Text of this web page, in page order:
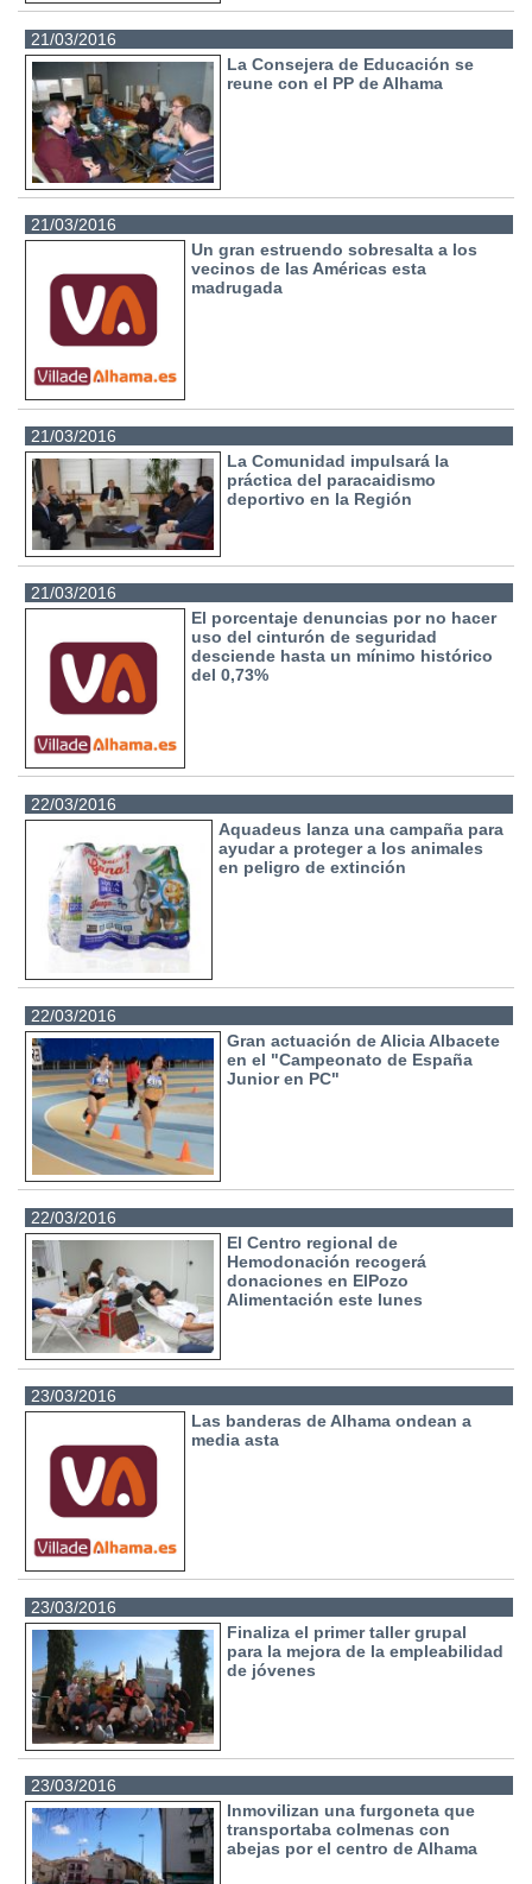
21/03/2016
La Consejera de Educación se
reune con el PP de Alhama
21/03/2016
Un gran estruendo sobresalta a los
vecinos de las Américas esta
madrugada
21/03/2016
La Comunidad impulsará la
práctica del paracaidismo
deportivo en la Región
21/03/2016
El porcentaje denuncias por no hacer
uso del cinturón de seguridad
desciende hasta un mínimo histórico
del 0,73%
22/03/2016
Aquadeus lanza una campaña para
ayudar a proteger a los animales
en peligro de extinción
22/03/2016
Gran actuación de Alicia Albacete
en el "Campeonato de España
Junior en PC"
22/03/2016
El Centro regional de
Hemodonación recogerá
donaciones en ElPozo
Alimentación este lunes
23/03/2016
Las banderas de Alhama ondean a
media asta
23/03/2016
Finaliza el primer taller grupal
para la mejora de la empleabilidad
de jóvenes
23/03/2016
Inmovilizan una furgoneta que
transportaba colmenas con
abejas por el centro de Alhama